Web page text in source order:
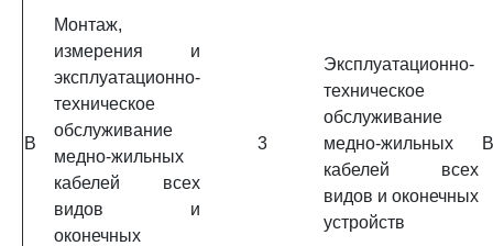
B
Монтаж,
измерения и
эксплуатационно-
техническое
обслуживание
медно-жильных
кабелей всех
видов и
оконечных
3
Эксплуатационно-
техническое
обслуживание
медно-жильных
кабелей всех
видов и оконечных
устройств